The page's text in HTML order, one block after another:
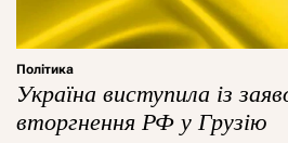
Політика
Україна виступила із
вторгнення РФ у Грузію